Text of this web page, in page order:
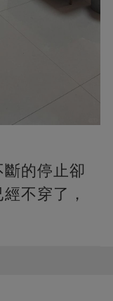
的停止卻
不穿了，